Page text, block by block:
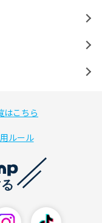
はこちら
ルール